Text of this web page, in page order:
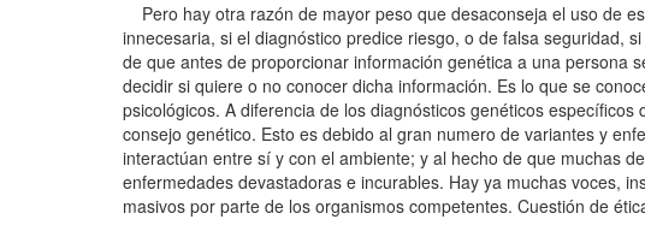
Pero hay otra razón de mayor peso que desaconseja el uso de
innecesaria, si el diagnóstico predice riesgo, o de falsa seguridad,
de que antes de proporcionar información genética a una persona
decidir si quiere o no conocer dicha información. Es lo que se
psicológicos. A diferencia de los diagnósticos genéticos
consejo genético. Esto es debido al gran numero de variantes y
interactúan entre sí y con el ambiente; y al hecho de que muchas
enfermedades devastadoras e incurables. Hay ya muchas voces,
masivos por parte de los organismos competentes. Cuestión de